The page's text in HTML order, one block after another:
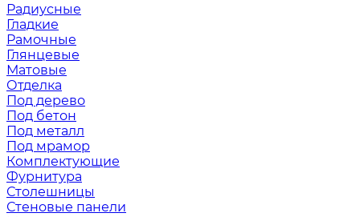
Радиусные
Гладкие
Рамочные
Глянцевые
Матовые
Отделка
Под дерево
Под бетон
Под металл
Под мрамор
Комплектующие
Фурнитура
Столешницы
Стеновые панели